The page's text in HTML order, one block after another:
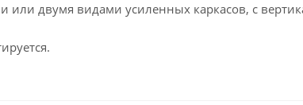
двумя видами усиленных каркасов, с